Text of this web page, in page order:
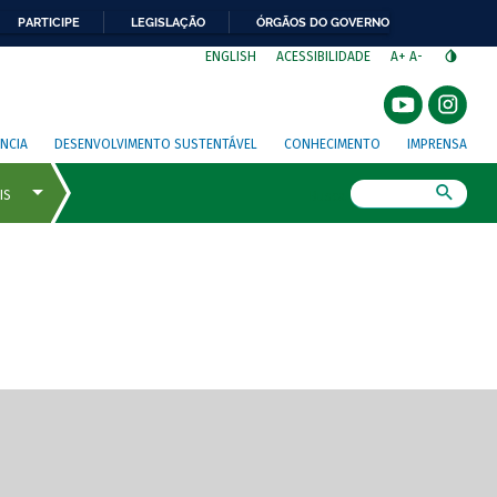
PARTICIPE LEGISLAÇÃO ÓRGÃOS DO GOVERNO
ENGLISH ACESSIBILIDADE A+ A-
DESENVOLVIMENTO SUSTENTÁVEL CONHECIMENTO IMPRENSA
de tela